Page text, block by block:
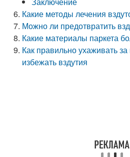
Какие методы лечения
Можно ли предотвратить
Какие материалы паркета
Как правильно ухаживать
избежать вздутия